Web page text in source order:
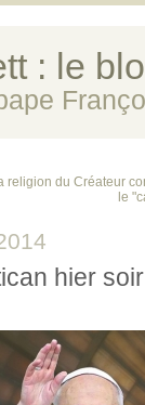
: le
religion du Créateur
le
hier